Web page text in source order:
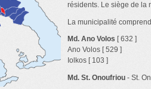
résidents. Le siège de la
La municipalité
Md. Ano Volos [ 632 ]
Ano Volos [ 529 ]
Iolkos [ 103 ]
Md. St. Onoufriou - St.